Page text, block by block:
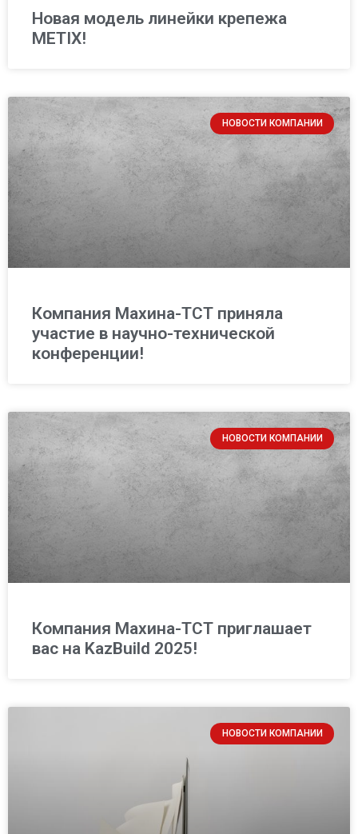
Новая модель линейки крепежа
METIX!
НОВОСТИ КОМПАНИИ
Компания Махина-ТСТ приняла
участие в научно-технической
конференции!
НОВОСТИ КОМПАНИИ
Компания Махина-ТСТ приглашает
вас на KazBuild 2025!
НОВОСТИ КОМПАНИИ